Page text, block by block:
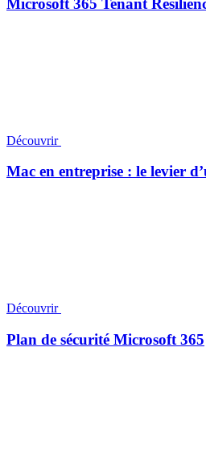
Microsoft 365 Tenant
Découvrir
Mac en entreprise : le levier
Découvrir
Plan de sécurité Microsoft 365